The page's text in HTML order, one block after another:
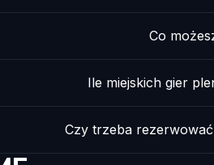
Co
Ile miejskich gier
Czy trzeba